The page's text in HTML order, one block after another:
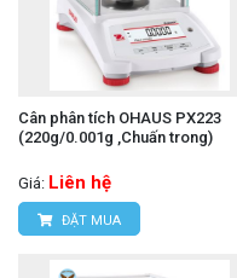
Cân phân tích OHAUS PX223
(220g/0.001g ,Chuấn trong)
Giá: Liên hệ
ĐẶT MUA